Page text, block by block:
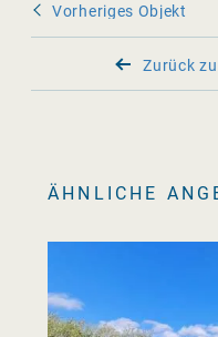
Vorheriges Objekt
Zurück
ÄHNLICHE